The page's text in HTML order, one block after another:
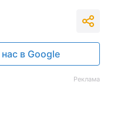
в Google
Реклама